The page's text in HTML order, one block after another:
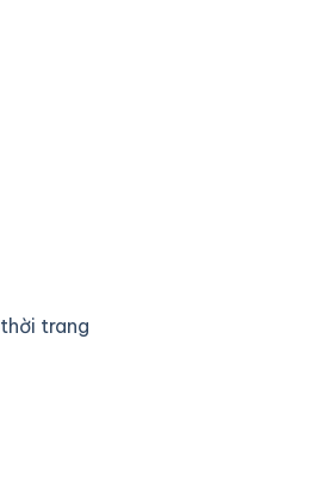
thời trang